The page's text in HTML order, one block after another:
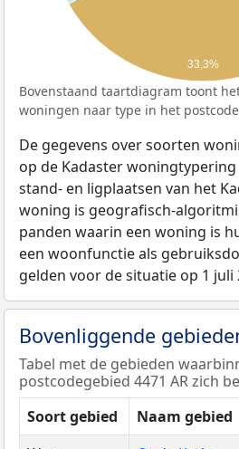
33,3%
Bovenstaand taartdiagram toont
woningen naar type in het
De gegevens over soorten
op de Kadaster
stand- en ligplaatsen van het
woning is geografisch-
panden waarin een woning is
een woonfunctie als
gelden voor de situatie op 1 juli
Bovenliggende
Tabel met de gebieden
postcodegebied 4471 AR zich
Soort gebied
Naam gebied